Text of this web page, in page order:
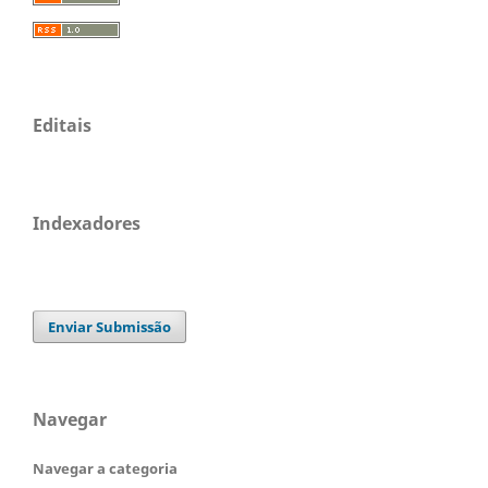
Editais
Indexadores
Enviar Submissão
Navegar
Navegar a categoria